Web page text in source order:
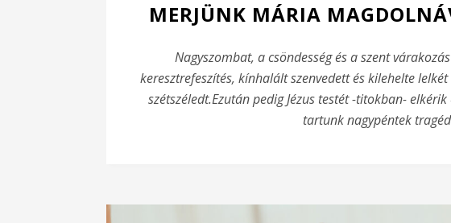
MERJÜNK MÁRIA
Nagyszombat, a csöndesség és a szent
keresztrefeszítés, kínhalált szenvedett és kilehelte
szétszéledt.Ezután pedig Jézus testét -titokban-
tartunk nagypéntek